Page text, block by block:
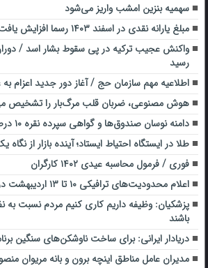
سهمیه بنزین امشب واریز می‌شود
مبلغ یارانه نقدی در اسفند ۱۴۰۳ رسما افزایش یافت | زمان واریز اعلام شد
واکنش عجیب ترکیه در پی سقوط بشار اسد / دوران
رسید
اطلاعیه مهم سازمان حج / آغاز دور جدید اعزام‌ به
هوش مصنوعی، ضربان قلب مرگ‌بار را تشخیص
دامنه نوسان صندوق‌ها و گواهی سپرده نقره ۱۰ درصدی شد
طلا در ایستگاه احتیاط ایستاد؛ آینده بازار از
فوری / فرمول محاسبه عیدی ۱۴۰۲ کارگران
اعلام محدودیت‌های ترافیکی ۱۰ تا ۱۳ اردیبهشت در برخی جاده‌ها
پزشکیان: وظیفه داریم کاری کنیم مردم نسبت به
باشند
دریادار ایرانی: برای ساخت ناوشکن‌های سنگین
مدیران عامل مناطق اینچه برون و بانه مریوان